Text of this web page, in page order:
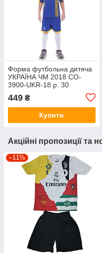
Форма футбольна дитяча
УКРАЇНА ЧМ 2018 CO-
3900-UKR-18 р. 30
449 ₴
Купити
Акційні пропозиції та
–11%